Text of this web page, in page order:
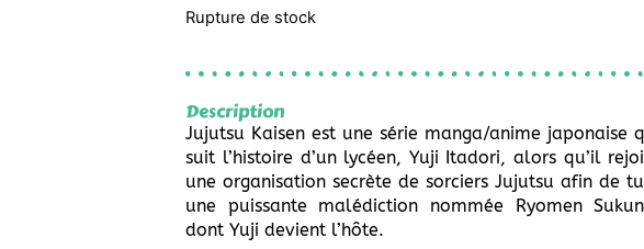
Rupture de stock
Description
Jujutsu Kaisen est une série manga/anime japonaise
suit l’histoire d’un lycéen, Yuji Itadori, alors qu’il
une organisation secrète de sorciers Jujutsu afin de
une puissante malédiction nommée Ryomen
dont Yuji devient l’hôte.